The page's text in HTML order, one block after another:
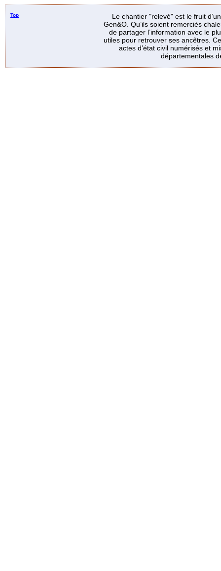
Top
Le chantier "relevé" est le fruit
Gen&O. Qu’ils soient remerciés
de partager l’information avec le
utiles pour retrouver ses ancêtres.
actes d’état civil numérisés et
départementales